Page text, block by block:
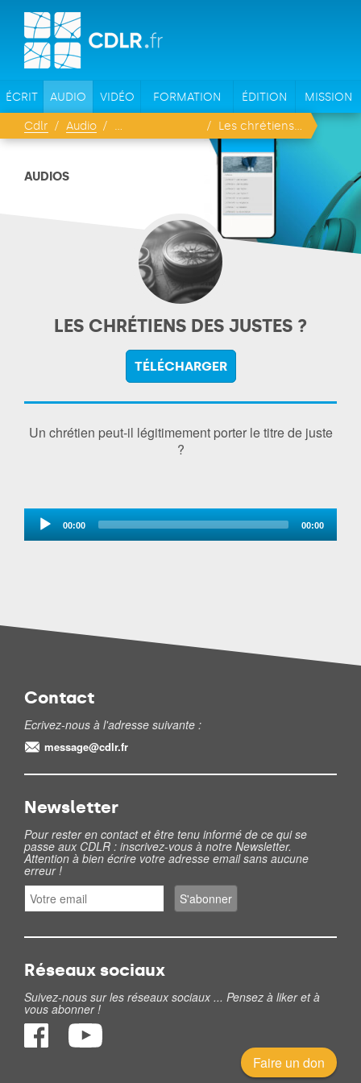
ÉCRIT AUDIO VIDÉO FORMATION ÉDITION MISSION
Cdlr Audio Les chrétiens des justes ?
AUDIOS
LES CHRÉTIENS DES JUSTES ?
TÉLÉCHARGER
Un chrétien peut-il légitimement porter le titre de juste
?
Audio
Player 00:00 00:00
Contact
Ecrivez-nous à l'adresse suivante :
message@cdlr.fr
Newsletter
Pour rester en contact et être tenu informé de ce qui se
passe aux CDLR : inscrivez-vous à notre Newsletter.
Attention à bien écrire votre adresse email sans aucune
erreur !
Réseaux sociaux
Suivez-nous sur les réseaux sociaux ... Pensez à liker et à
vous abonner !
Faire un don